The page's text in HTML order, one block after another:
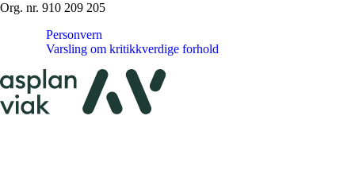
Org. nr. 910 209 205
Personvern
Varsling om kritikkverdige forhold